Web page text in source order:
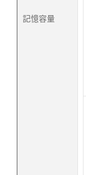
記憶容量